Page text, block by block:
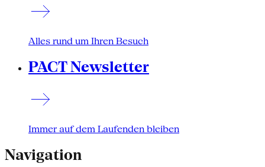
Alles rund um Ihren Besuch
PACT Newsletter
Immer auf dem Laufenden bleiben
Navigation